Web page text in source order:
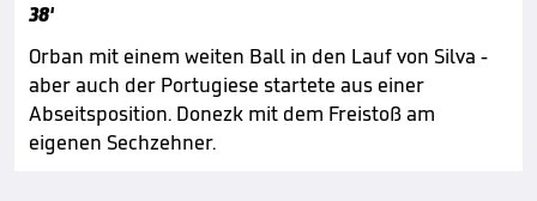
38'
Orban mit einem weiten Ball in den Lauf von Silva -
aber auch der Portugiese startete aus einer
Abseitsposition. Donezk mit dem Freistoß am
eigenen Sechzehner.